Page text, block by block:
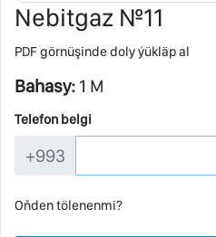
Nebitgaz №11
PDF görnüşinde doly ýükläp al
Bahasy: 1 M
Telefon belgi
+993
Oňden tölenenmi?